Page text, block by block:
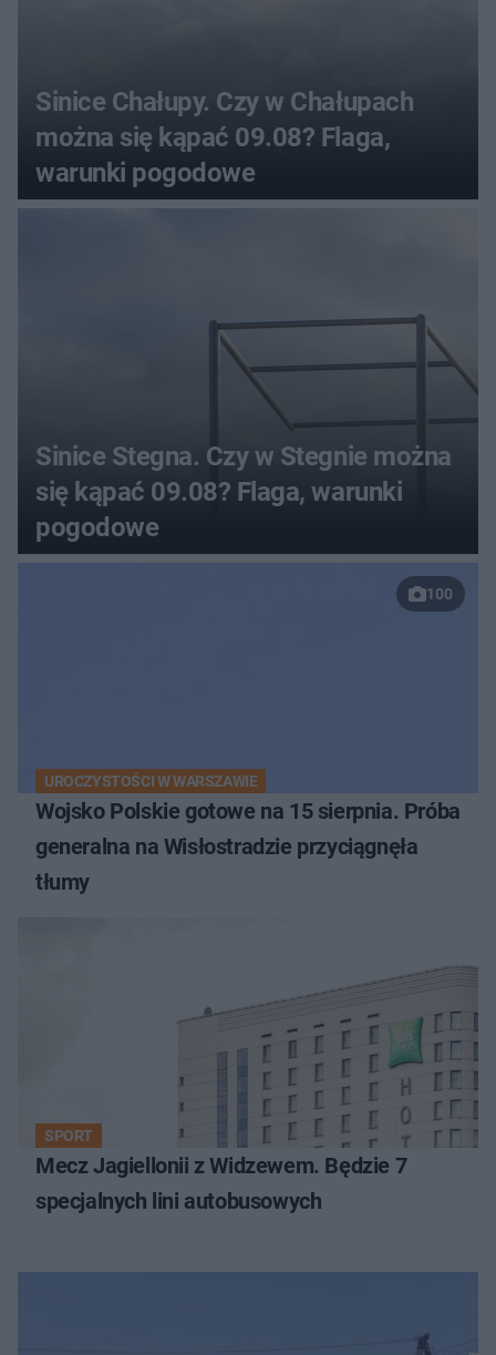
Sinice Chałupy. Czy w Chałupach
można się kąpać 09.08? Flaga,
warunki pogodowe
Sinice Stegna. Czy w Stegnie można
się kąpać 09.08? Flaga, warunki
pogodowe
100
UROCZYSTOŚCI W WARSZAWIE
Wojsko Polskie gotowe na 15 sierpnia. Próba
generalna na Wisłostradzie przyciągnęła
tłumy
SPORT
Mecz Jagiellonii z Widzewem. Będzie 7
specjalnych lini autobusowych